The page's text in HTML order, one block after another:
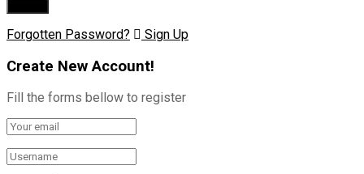
Forgotten Password? Sign Up
Create New Account!
Fill the forms bellow to register